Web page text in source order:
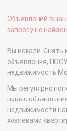
Объявлений в
запросу не
Вы искали: Снять
объявления,
недвижимость
Мы регулярно
новые
недвижимости
хозяевами